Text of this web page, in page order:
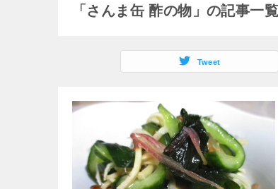
「さんま缶 酢の物」の記事一覧
Tweet